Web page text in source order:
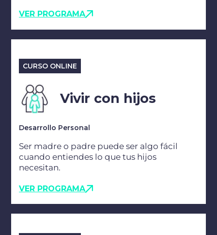
VER PROGRAMA
CURSO ONLINE
Vivir con hijos
Desarrollo Personal
Ser madre o padre puede ser algo fácil
cuando entiendes lo que tus hijos
necesitan.
VER PROGRAMA